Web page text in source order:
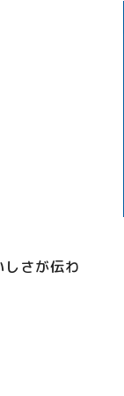
さが伝わ